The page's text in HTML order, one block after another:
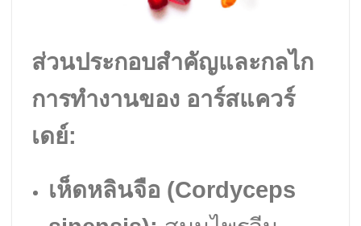
ส่วนประกอบสำคัญและกลไก
การทำงานของ อาร์สแควร์
เดย์:
เห็ดหลินจือ (Cordyceps